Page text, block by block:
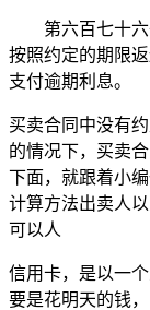
第六百七十六
按照约定的期限
支付逾期利息。
买卖合同中没有
的情况下，买卖
下面，就跟着小
计算方法出卖人
可以人
信用卡，是以一
要是花明天的钱